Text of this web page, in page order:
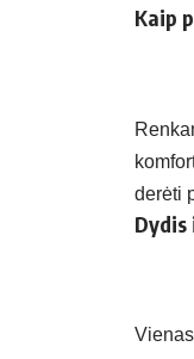
Kaip
derėti